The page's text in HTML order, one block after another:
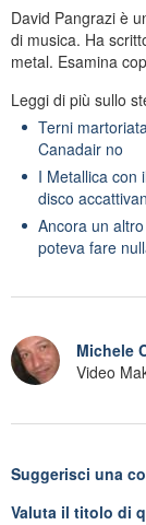
David Pangrazi è
di musica. Ha
metal. Esamina
Leggi di più sullo
Terni
Canadair no
I Metallica con
disco
Ancora un
poteva fare
Michele
Video
Suggerisci una
Valuta il titolo di